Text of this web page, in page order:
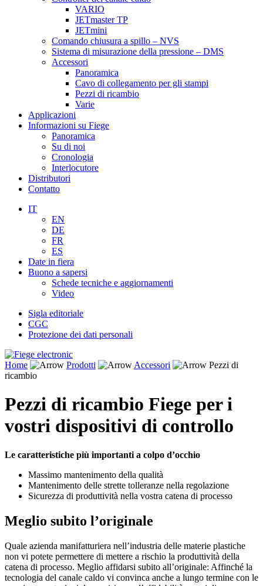
VARIO
JETmaster TP
JETmini
Comando chiusura a spillo – NVS
Sistema di misurazione della pressione – DMS
Accessori
Panoramica
Cavo di collegamento per gli stampi
Pezzi di ricambio
Varie
Applicazioni
Informazioni su Fiege
Panoramica
Su di noi
Cronologia
Interlocutore
Distributori
Contatto
IT
EN
DE
FR
ES
Date in fiera
Buono a sapersi
Schede tecniche e aggiornamenti
Video
Sigla editoriale
CGC
Protezione dei dati personali
Home Prodotti Accessori
Pezzi di
ricambio
Pezzi di ricambio Fiege per i
vostri dispositivi di controllo
Le caratteristiche più importanti a colpo d’occhio
Massimo mantenimento della qualità
Mantenimento delle strette tolleranze nella regolazione
Sicurezza di produttività nella vostra catena di processo
Meglio subito l’originale
Quale azienda manifatturiera nell’industria delle materie plastiche
non vi potete permettere di mettere a rischio la produttività della
catena di processo. Meglio affidarsi subito all’originale: Affinché la
tecnologia del canale caldo vi convinca anche a lungo termine con le